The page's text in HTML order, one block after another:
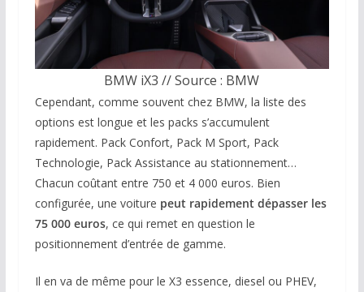
BMW iX3 // Source : BMW
Cependant, comme souvent chez BMW, la liste des
options est longue et les packs s’accumulent
rapidement. Pack Confort, Pack M Sport, Pack
Technologie, Pack Assistance au stationnement…
Chacun coûtant entre 750 et 4 000 euros. Bien
configurée, une voiture peut rapidement dépasser les
75 000 euros, ce qui remet en question le
positionnement d’entrée de gamme.
Il en va de même pour le X3 essence, diesel ou PHEV,